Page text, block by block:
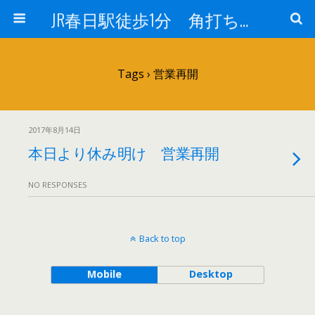
JR春日駅徒歩1分 角打ち 酒のフヨー
Tags › 営業再開
2017年8月14日
本日より休み明け 営業再開
NO RESPONSES
Back to top
Mobile Desktop